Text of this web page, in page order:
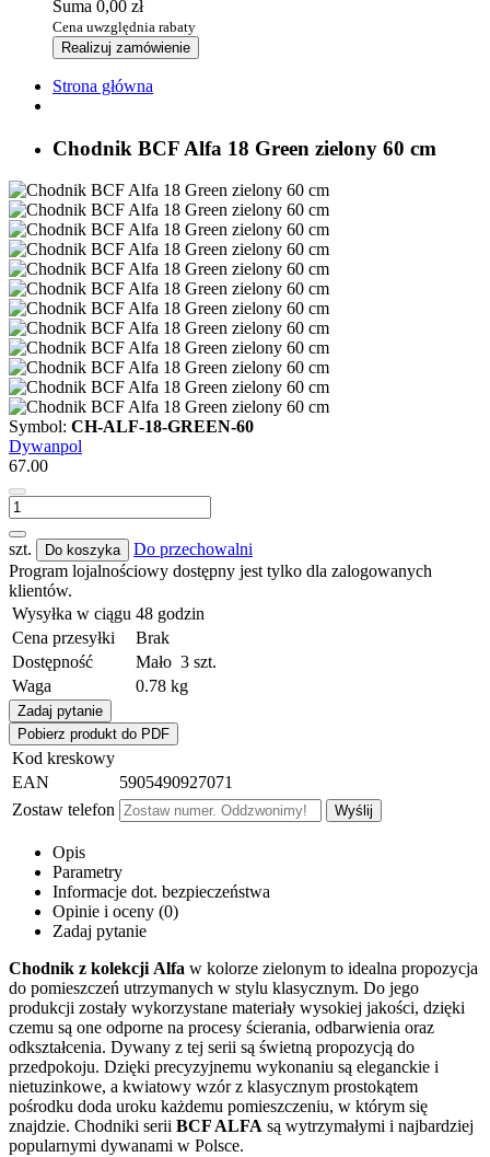
Suma 0,00 zł
Cena uwzględnia rabaty
Realizuj zamówienie
Strona główna
Chodnik BCF Alfa 18 Green zielony 60 cm
Symbol: CH-ALF-18-GREEN-60
Dywanpol
67.00
szt. Do koszyka
Do przechowalni
Program lojalnościowy dostępny jest tylko dla zalogowanych
klientów.
Wysyłka w ciągu 48 godzin
Cena przesyłki
Brak
Dostępność
Mało 3 szt.
Waga
0.78 kg
Zadaj pytanie
Pobierz produkt do PDF
Kod kreskowy
EAN
5905490927071
Zostaw telefon
Wyślij
Opis
Parametry
Informacje dot. bezpieczeństwa
Opinie i oceny (0)
Zadaj pytanie
Chodnik z kolekcji Alfa w kolorze zielonym to idealna propozycja
do pomieszczeń utrzymanych w stylu klasycznym. Do jego
produkcji zostały wykorzystane materiały wysokiej jakości, dzięki
czemu są one odporne na procesy ścierania, odbarwienia oraz
odkształcenia. Dywany z tej serii są świetną propozycją do
przedpokoju. Dzięki precyzyjnemu wykonaniu są eleganckie i
nietuzinkowe, a kwiatowy wzór z klasycznym prostokątem
pośrodku doda uroku każdemu pomieszczeniu, w którym się
znajdzie. Chodniki serii BCF ALFA są wytrzymałymi i najbardziej
popularnymi dywanami w Polsce.